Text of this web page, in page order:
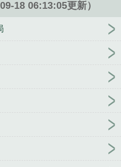
难之时，他能否顺利解开封
创作的玄幻类小说。
18 06:13:05更新）